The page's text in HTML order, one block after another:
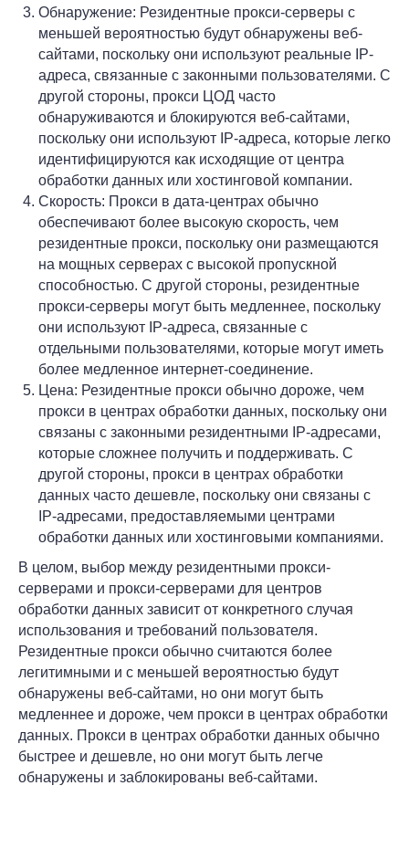
Обнаружение: Резидентные прокси-серверы с
меньшей вероятностью будут обнаружены веб-
сайтами, поскольку они используют реальные IP-
адреса, связанные с законными пользователями. С
другой стороны, прокси ЦОД часто
обнаруживаются и блокируются веб-сайтами,
поскольку они используют IP-адреса, которые легко
идентифицируются как исходящие от центра
обработки данных или хостинговой компании.
Скорость: Прокси в дата-центрах обычно
обеспечивают более высокую скорость, чем
резидентные прокси, поскольку они размещаются
на мощных серверах с высокой пропускной
способностью. С другой стороны, резидентные
прокси-серверы могут быть медленнее, поскольку
они используют IP-адреса, связанные с
отдельными пользователями, которые могут иметь
более медленное интернет-соединение.
Цена: Резидентные прокси обычно дороже, чем
прокси в центрах обработки данных, поскольку они
связаны с законными резидентными IP-адресами,
которые сложнее получить и поддерживать. С
другой стороны, прокси в центрах обработки
данных часто дешевле, поскольку они связаны с
IP-адресами, предоставляемыми центрами
обработки данных или хостинговыми компаниями.
В целом, выбор между резидентными прокси-
серверами и прокси-серверами для центров
обработки данных зависит от конкретного случая
использования и требований пользователя.
Резидентные прокси обычно считаются более
легитимными и с меньшей вероятностью будут
обнаружены веб-сайтами, но они могут быть
медленнее и дороже, чем прокси в центрах обработки
данных. Прокси в центрах обработки данных обычно
быстрее и дешевле, но они могут быть легче
обнаружены и заблокированы веб-сайтами.